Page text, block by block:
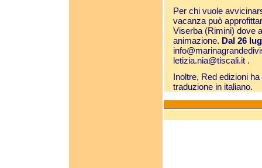
Per chi vuole
vacanza può
Viserba (Rimini) dove
animazione. Dal 26
letizia.nia@tiscali.it .
Inoltre, Red edizioni
traduzione in italiano.